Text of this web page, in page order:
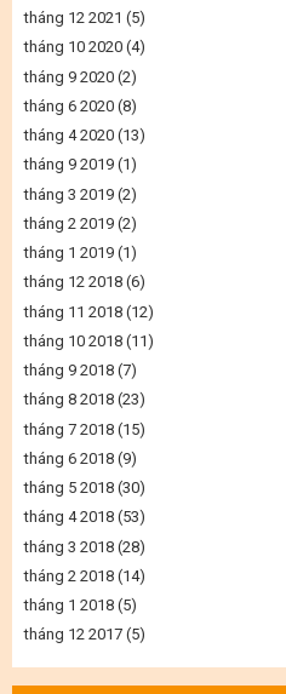
tháng 12 2021 (5)
tháng 10 2020 (4)
tháng 9 2020 (2)
tháng 6 2020 (8)
tháng 4 2020 (13)
tháng 9 2019 (1)
tháng 3 2019 (2)
tháng 2 2019 (2)
tháng 1 2019 (1)
tháng 12 2018 (6)
tháng 11 2018 (12)
tháng 10 2018 (11)
tháng 9 2018 (7)
tháng 8 2018 (23)
tháng 7 2018 (15)
tháng 6 2018 (9)
tháng 5 2018 (30)
tháng 4 2018 (53)
tháng 3 2018 (28)
tháng 2 2018 (14)
tháng 1 2018 (5)
tháng 12 2017 (5)